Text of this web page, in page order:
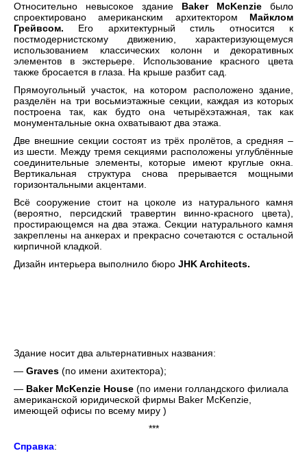
Относительно невысокое здание Baker McKenzie было
спроектировано американским архитектором Майклом
Грейвсом. Его архитектурный стиль относится к
постмодернистскому движению, характеризующемуся
использованием классических колонн и декоративных
элементов в экстерьере. Использование красного цвета
также бросается в глаза. На крыше разбит сад.
Прямоугольный участок, на котором расположено здание,
разделён на три восьмиэтажные секции, каждая из которых
построена так, как будто она четырёхэтажная, так как
монументальные окна охватывают два этажа.
Две внешние секции состоят из трёх пролётов, а средняя –
из шести. Между тремя секциями расположены углублённые
соединительные элементы, которые имеют круглые окна.
Вертикальная структура снова прерывается мощными
горизонтальными акцентами.
Всё сооружение стоит на цоколе из натурального камня
(вероятно, персидский травертин винно-красного цвета),
простирающемся на два этажа. Секции натурального камня
закреплены на анкерах и прекрасно сочетаются с остальной
кирпичной кладкой.
Дизайн интерьера выполнило бюро JHK Architects.
Здание носит два альтернативных названия:
— Graves (по имени ахитектора);
— Baker McKenzie House (по имени голландского филиала
американской юридической фирмы Baker McKenzie,
имеющей офисы по всему миру )
***
Справка: